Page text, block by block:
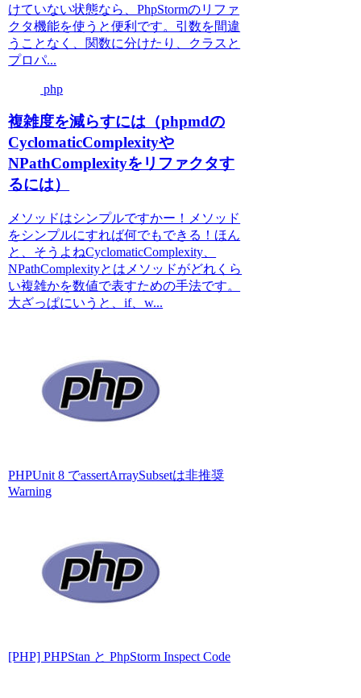
けていない状態なら、PhpStormのリファ
クタ機能を使うと便利です。引数を間違
うことなく、関数に分けたり、クラスと
プロパ...
php
複雑度を減らすには（phpmdの
CyclomaticComplexityや
NPathComplexityをリファクタす
るには）
メソッドはシンプルですかー！メソッド
をシンプルにすれば何でもできる！ほん
と、そうよねCyclomaticComplexity、
NPathComplexityとはメソッドがどれくら
い複雑かを数値で表すための手法です。
大ざっぱにいうと、if、w...
PHPUnit 8 でassertArraySubsetは非推奨
Warning
[PHP] PHPStan と PhpStorm Inspect Code